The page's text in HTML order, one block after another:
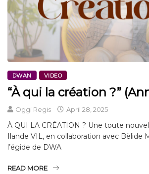
DWAN VIDEO
“À qui la création ?”
Oggi Regis April 28, 2025
À QUI LA CRÉATION ? Une toute
Ilande VIL, en collaboration avec Bèlide
l’égide de DWA
READ MORE